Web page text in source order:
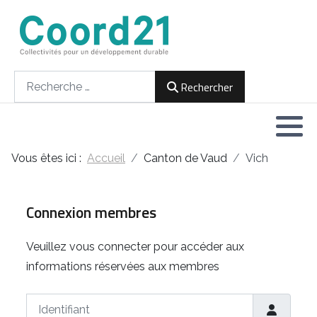
Rechercher
Vous êtes ici : Accueil Canton de Vaud Vich
Connexion membres
Veuillez vous connecter pour accéder aux
informations réservées aux membres
Identifiant
Développement durable et Agenda 21
Implémentation locale de l'Agenda
2021
2022
2024
Lettres d'informations
Rencontres thématiques
Documents